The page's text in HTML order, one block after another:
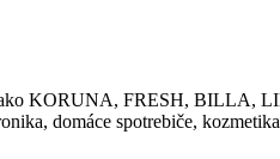
ako KORUNA, FRESH, BILLA,
domáce spotrebiče,